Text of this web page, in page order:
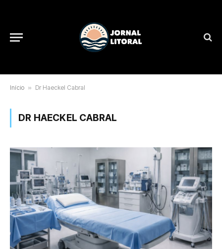
Início » Dr Haeckel Cabral
DR HAECKEL CABRAL